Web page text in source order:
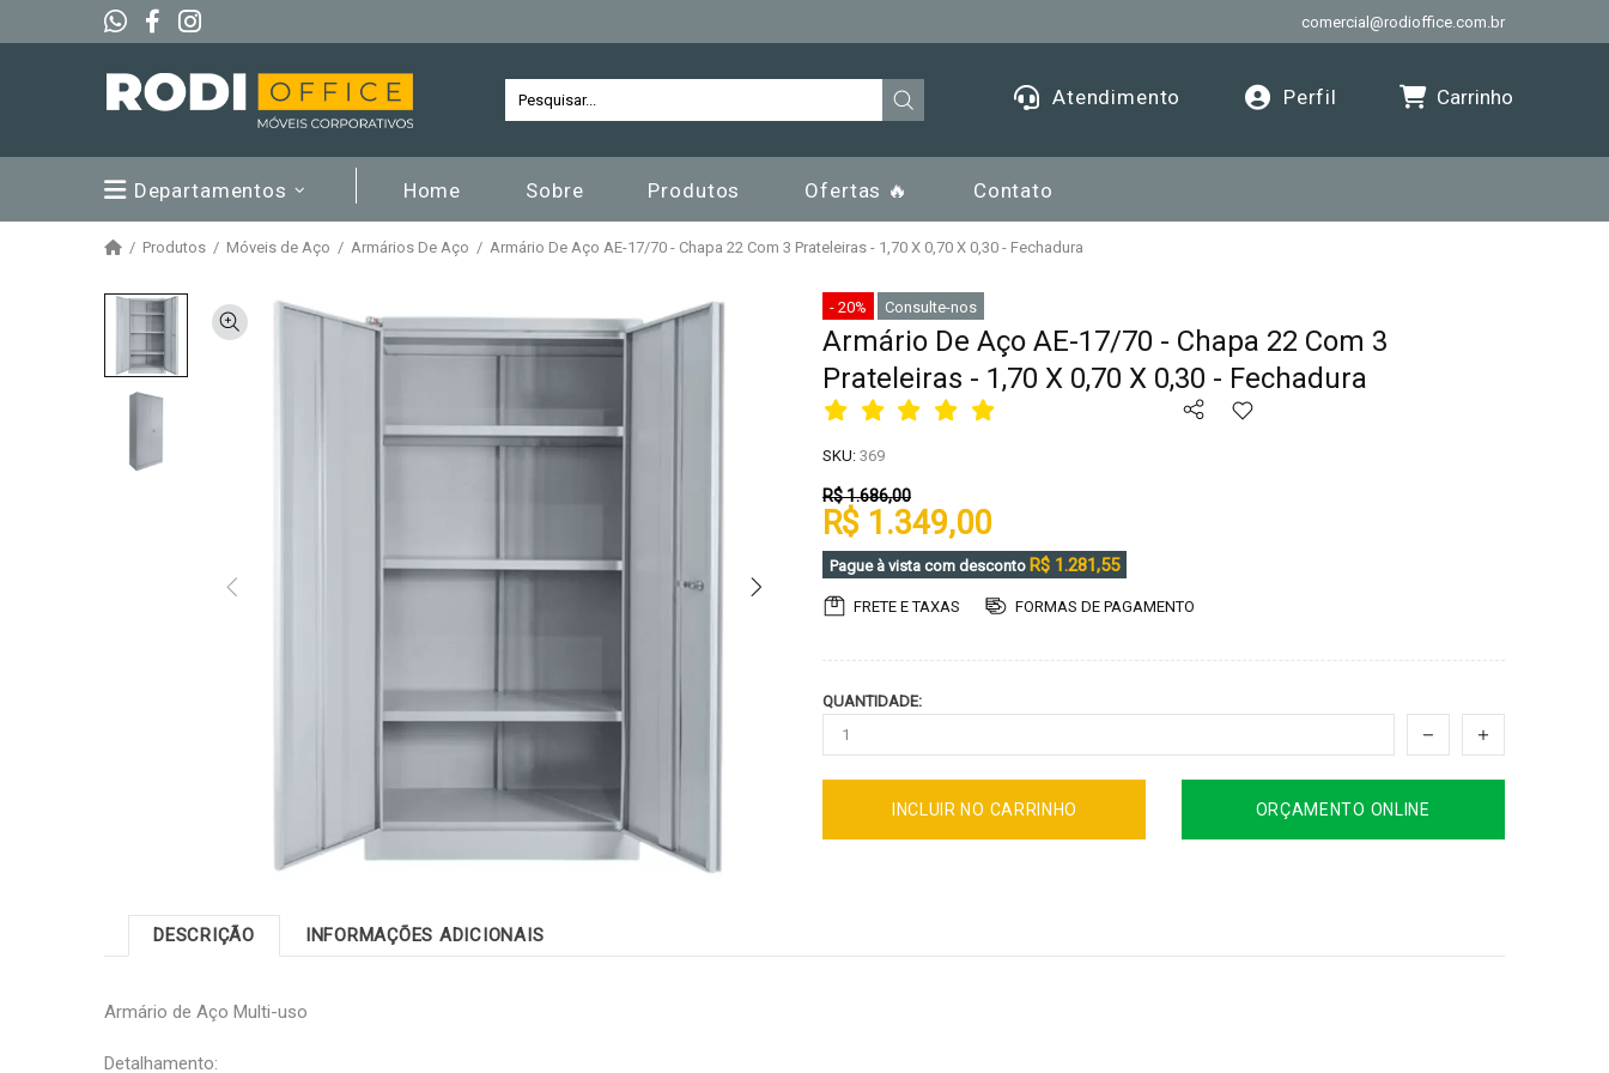
comercial@rodioffice.com.br
Atendimento Perfil Carrinho
Departamentos Home Sobre Produtos Ofertas 🔥 Contato
Produtos Móveis de Aço Armários De Aço Armário De Aço AE-17/70 - Chapa 22 Com 3 Prateleiras - 1,70 X 0,70 X 0,30 - Fechadura
- 20% Consulte-nos
Armário De Aço AE-17/70 - Chapa 22 Com 3
Prateleiras - 1,70 X 0,70 X 0,30 - Fechadura
SKU: 369
R$ 1.686,00
R$ 1.349,00
Pague à vista com desconto R$ 1.281,55
FRETE E TAXAS FORMAS DE PAGAMENTO
QUANTIDADE:
INCLUIR NO CARRINHO ORÇAMENTO ONLINE
DESCRIÇÃO INFORMAÇÕES ADICIONAIS
Armário de Aço Multi-uso
Detalhamento: